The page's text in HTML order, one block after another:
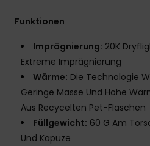
Funktionen
Imprägnierung: 20K
Extreme Imprägnierung
Wärme: Die Technologie
Geringe Masse Und Hohe
Aus Recycelten Pet-Flaschen
Füllgewicht: 60 G Am
Und Kapuze